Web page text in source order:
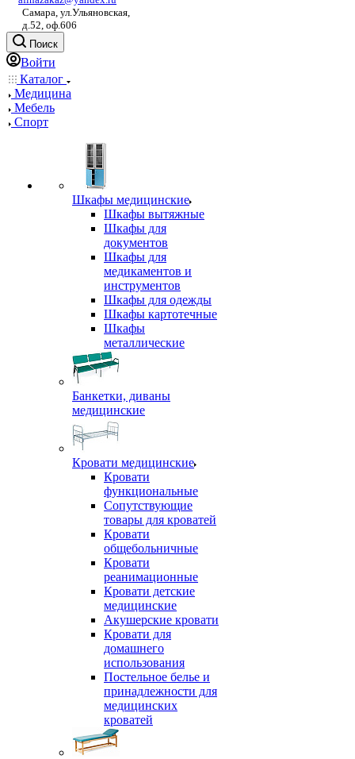
Самара, ул.Ульяновская,
д.52, оф.606
Поиск
Войти
Каталог
Медицина
Мебель
Спорт
Шкафы медицинские
Шкафы вытяжные
Шкафы для
документов
Шкафы для
медикаментов и
инструментов
Шкафы для одежды
Шкафы картотечные
Шкафы
металлические
Банкетки, диваны
медицинские
Кровати медицинские
Кровати
функциональные
Сопутствующие
товары для кроватей
Кровати
общебольничные
Кровати
реанимационные
Кровати детские
медицинские
Акушерские кровати
Кровати для
домашнего
использования
Постельное белье и
принадлежности для
медицинских
кроватей